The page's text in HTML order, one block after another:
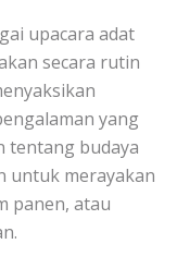
upacara adat
secara rutin
yang
tentang budaya
untuk merayakan
panen, atau